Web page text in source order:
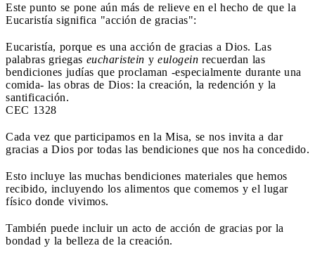
Este punto se pone aún más de relieve en el hecho de que la
Eucaristía significa "acción de gracias":
Eucaristía, porque es una acción de gracias a Dios. Las
palabras griegas eucharistein y eulogein recuerdan las
bendiciones judías que proclaman -especialmente durante una
comida- las obras de Dios: la creación, la redención y la
santificación.
CEC 1328
Cada vez que participamos en la Misa, se nos invita a dar
gracias a Dios por todas las bendiciones que nos ha concedido.
Esto incluye las muchas bendiciones materiales que hemos
recibido, incluyendo los alimentos que comemos y el lugar
físico donde vivimos.
También puede incluir un acto de acción de gracias por la
bondad y la belleza de la creación.